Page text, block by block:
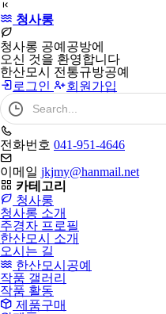
청사롱
청사롱 공예공방에
오신 것을 환영합니다
한산모시 전통규방공예
로그인
회원가입
검
색
어
필
수
전화번호 041-951-4646
이메일 jkjmy@hanmail.net
카테고리
청사롱
청사롱 소개
주경자 프로필
한산모시 소개
오시는 길
한산모시공예
작품 갤러리
작품 활동
제품구매